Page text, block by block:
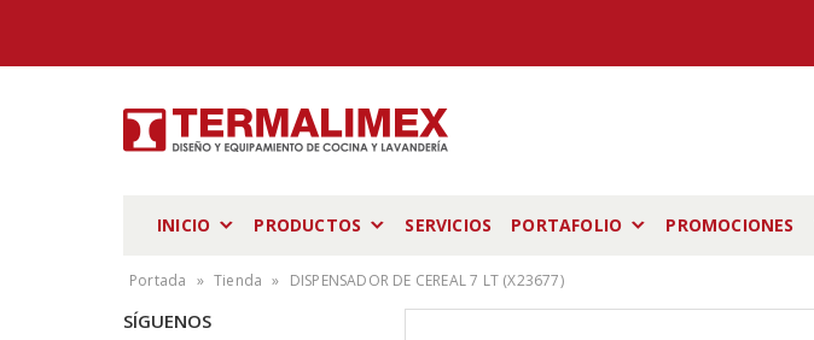
INICIO PRODUCTOS SERVICIOS PORTAFOLIO PROMOCIONES
Portada » Tienda » DISPENSADOR DE CEREAL 7 LT (X23677)
SÍGUENOS